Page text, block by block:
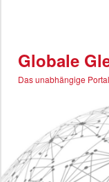
Globale
Das unabhängige